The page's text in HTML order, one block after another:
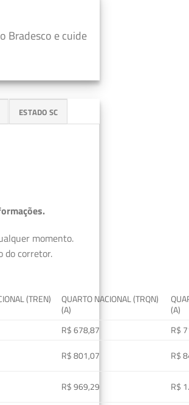
Bradesco e cuide
ESTADO SC
momento.
do corretor.
(TREN)
QUARTO NACIONAL (TRQN)
(A)
(A)
R$ 678,87
R$
R$ 801,07
R$
R$ 969,29
R$